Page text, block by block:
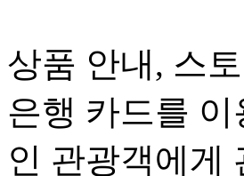
상품 안내, 스
은행 카드를
인 관광객에게